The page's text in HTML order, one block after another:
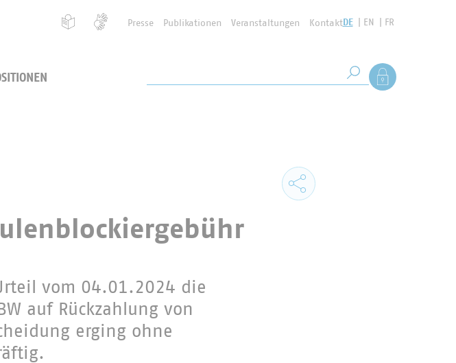
Presse Publikationen Veranstaltungen KontaktDE EN FR
Suche starten
Als Mitglied
vom 04.01.2024 die
auf Rückzahlung von
erging ohne